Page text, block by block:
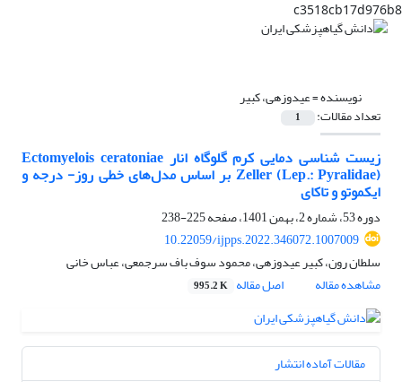
c3518cb17d976b8
نویسنده =عیدوزهی، کبیر
تعداد مقالات: 1
زیست شناسی دمایی کرم گلوگاه انار Ectomyelois ceratoniae
Zeller (Lep.: Pyralidae) بر اساس مدل‌های خطی روز- درجه و
ایکموتو و تاکای
دوره 53، شماره 2، بهمن 1401، صفحه
225-238
10.22059/ijpps.2022.346072.1007009
سلطان رون، کبیر عیدوزهی، محمود سوف باف سرجمعی، عباس خانی
مشاهده مقاله
اصل مقاله 995.2 K
مقالات آماده انتشار